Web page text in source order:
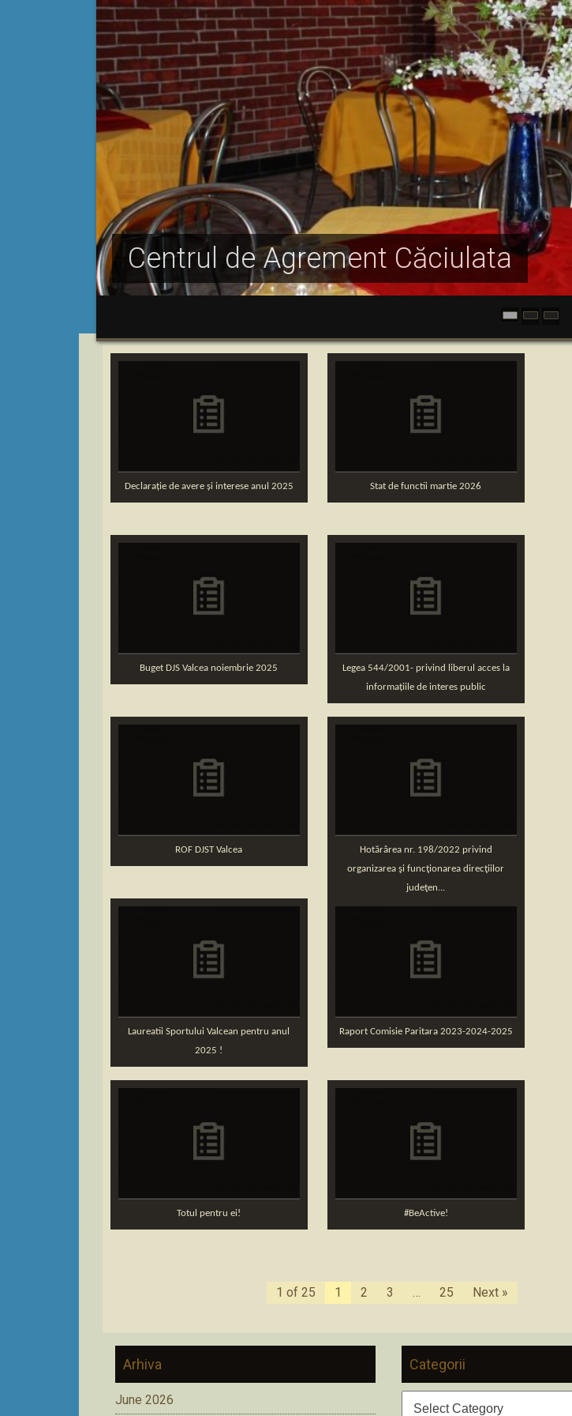
Centrul de Agrement Căciulata
Declarație de avere și interese anul 2025 Stat de functii martie 2026
Buget DJS Valcea noiembrie 2025
Legea 544/2001- privind liberul acces la
informațiile de interes public
ROF DJST Valcea
Hotărârea nr. 198/2022 privind
organizarea şi funcţionarea direcţiilor
judeţen...
Laureatii Sportului Valcean pentru anul
2025 !
Raport Comisie Paritara 2023-2024-2025
Totul pentru ei! #BeActive!
1 of 25 1 2 3 25 Next »
Arhiva
June 2026
Categorii